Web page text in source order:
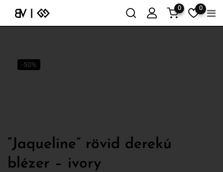
0
0
-50%
“Jaqueline” rövid derekú
blézer – ivory